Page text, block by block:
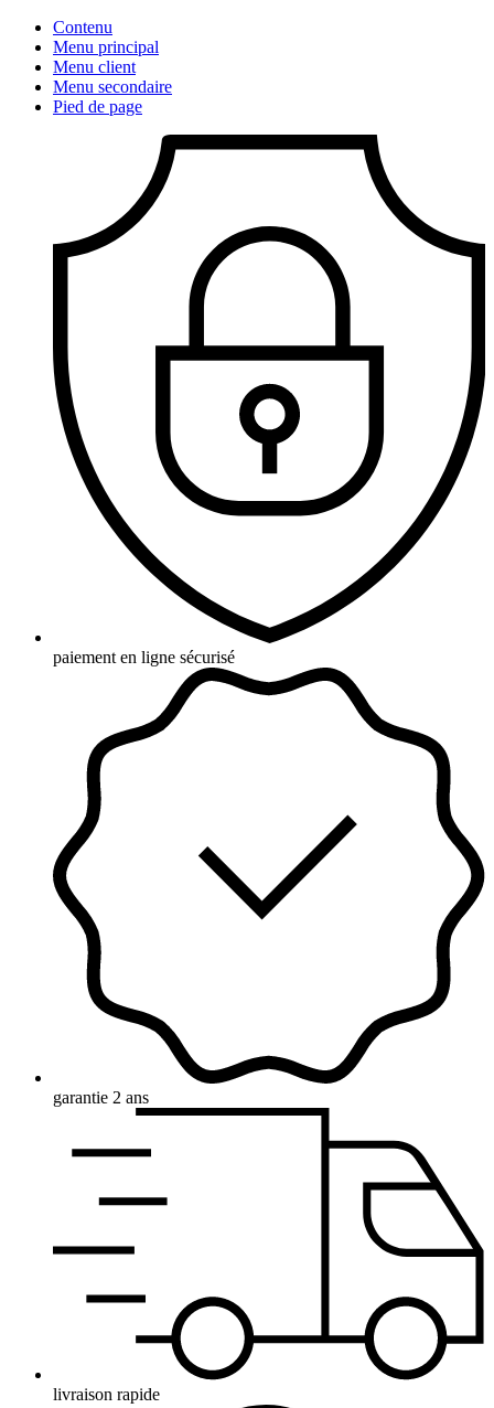
Contenu
Menu principal
Menu client
Menu secondaire
Pied de page
paiement en ligne sécurisé
garantie 2 ans
livraison rapide